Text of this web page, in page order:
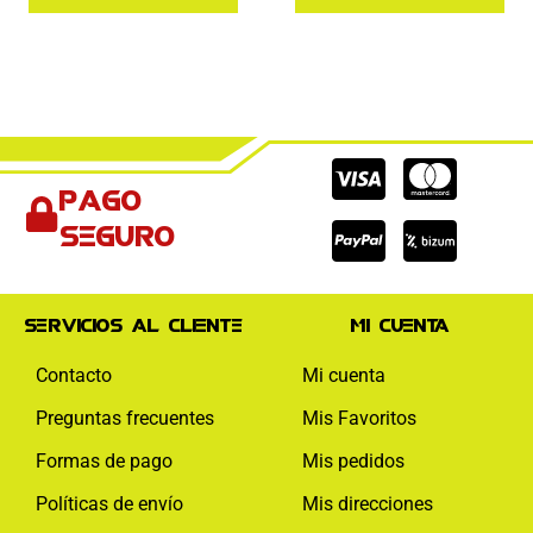
Pago
seguro
Cc-
visa
Cc-
Cc-
paypal
Servicios al cliente
Contacto
Preguntas frecuentes
Formas de pago
Políticas de envío
Mi cuenta
Mi cuenta
Mis Favoritos
Mis pedidos
Mis direcciones